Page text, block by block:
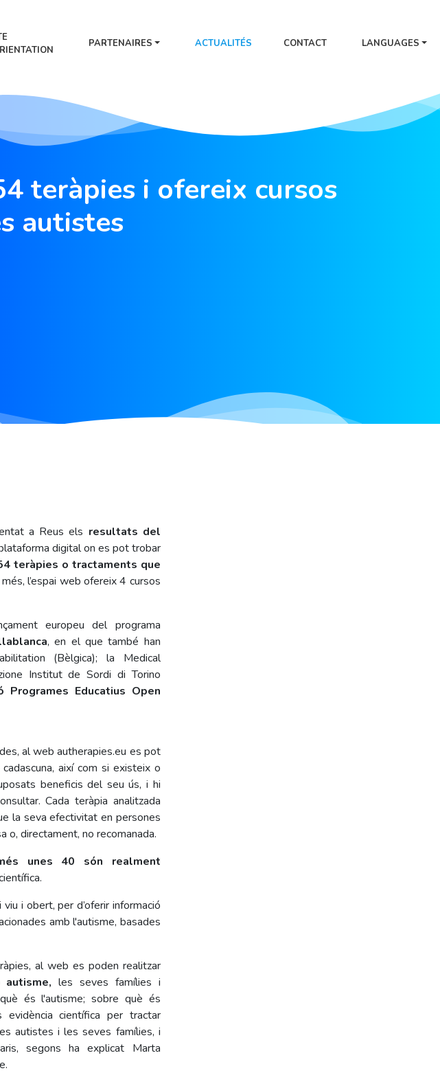
PARTENAIRES ACTUALITÉS CONTACT LANGUAGES
teràpies i ofereix cursos
autistes
a Reus els resultats del
digitalon es pot trobar
teràpies o tractaments que
l’espai web ofereix 4 cursos
europeu del programa
, en el que també han
(Bèlgica); la Medical
Institut de Sordi di Torino
Programes Educatius Open
al web autherapies.eu es pot
així com si existeix o
beneficis del seu ús, i hi
Cada teràpia analitzada
la seva efectivitat en persones
o, directament, no recomanada.
unes 40 són realment
i obert, per d’oferir informació
amb l'autisme, basades
al web es poden realitzar
les seves famílies i
és l'autisme; sobre què és
evidència científica per tractar
autistes i les seves famílies, i
segons ha explicat Marta